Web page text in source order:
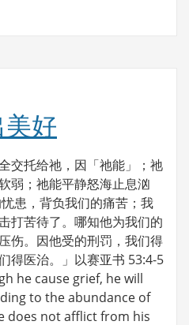
好
交托给祂，因「祂能」；祂
弱；祂能平静怒海止息汹
患，背负我们的痛苦；我
打苦待了。哪知他为我们的
伤。因他受的刑罚，我们得
得医治。」以赛亚书 53:4-5
he cause grief, he will
to the abundance of
does not afflict from his